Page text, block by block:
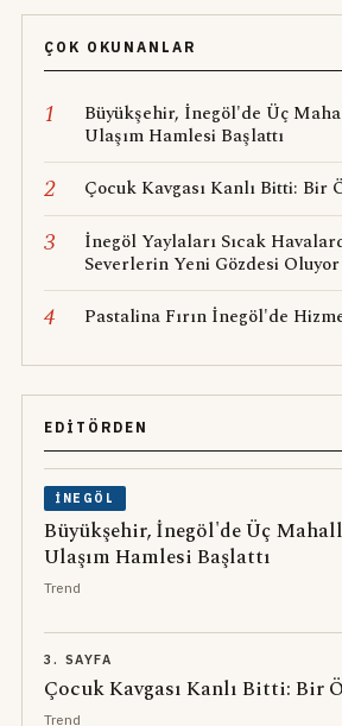
ÇOK OKUNANLAR
1
Büyükşehir, İnegöl'de Üç
Ulaşım Hamlesi Başlattı
2 Çocuk Kavgası Kanlı Bitti: Bir
3
İnegöl Yaylaları Sıcak
Severlerin Yeni Gözdesi Oluyor
4 Pastalina Fırın İnegöl'de
EDITÖRDEN
İNEGÖL
Büyükşehir, İnegöl'de Üç
Ulaşım Hamlesi Başlattı
Trend
3. SAYFA
Çocuk Kavgası Kanlı Bitti: Bir
Trend